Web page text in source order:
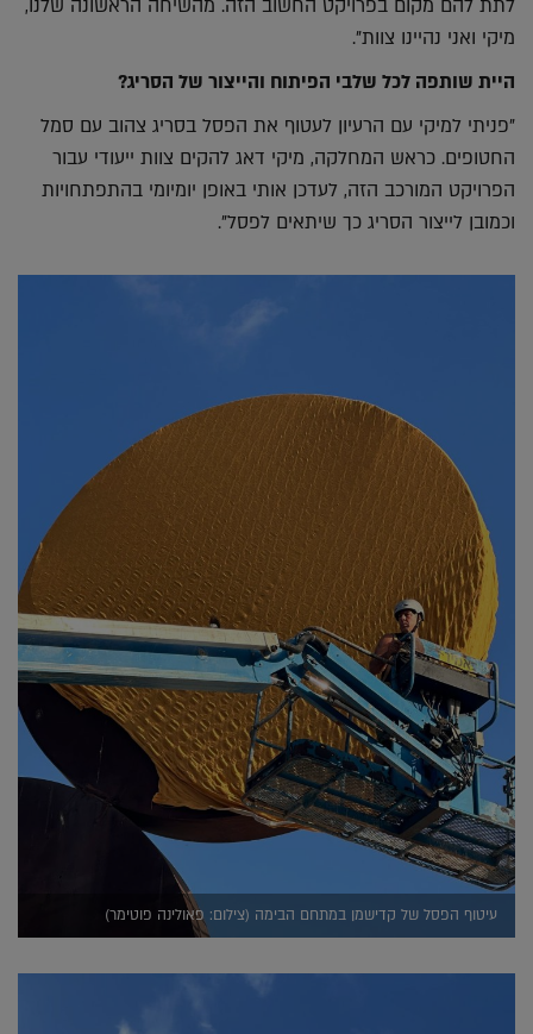
לתת להם מקום בפרויקט החשוב הזה. מהשיחה הראשונה שלנו,
מיקי ואני נהיינו צוות".
היית שותפה לכל שלבי הפיתוח והייצור של הסריג?
"פניתי למיקי עם הרעיון לעטוף את הפסל בסריג צהוב עם סמל
החטופים. כראש המחלקה, מיקי דאג להקים צוות ייעודי עבור
הפרויקט המורכב הזה, לעדכן אותי באופן יומיומי בהתפתחויות
וכמובן לייצור הסריג כך שיתאים לפסל".
עיטוף הפסל של קדישמן במתחם הבימה (צילום: פאולינה פוטימר)